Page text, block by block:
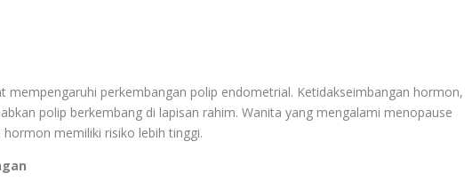
mempengaruhi perkembangan polip endometrial. Ketidakseimbangan hormon,
polip berkembang di lapisan rahim. Wanita yang mengalami menopause
memiliki risiko lebih tinggi.